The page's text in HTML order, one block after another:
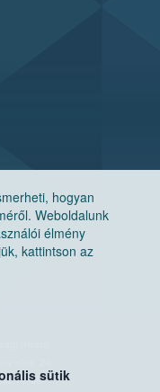
hogyan
Weboldalunk
élmény
kattintson az
sütik
Hivatal
Pf. 30.